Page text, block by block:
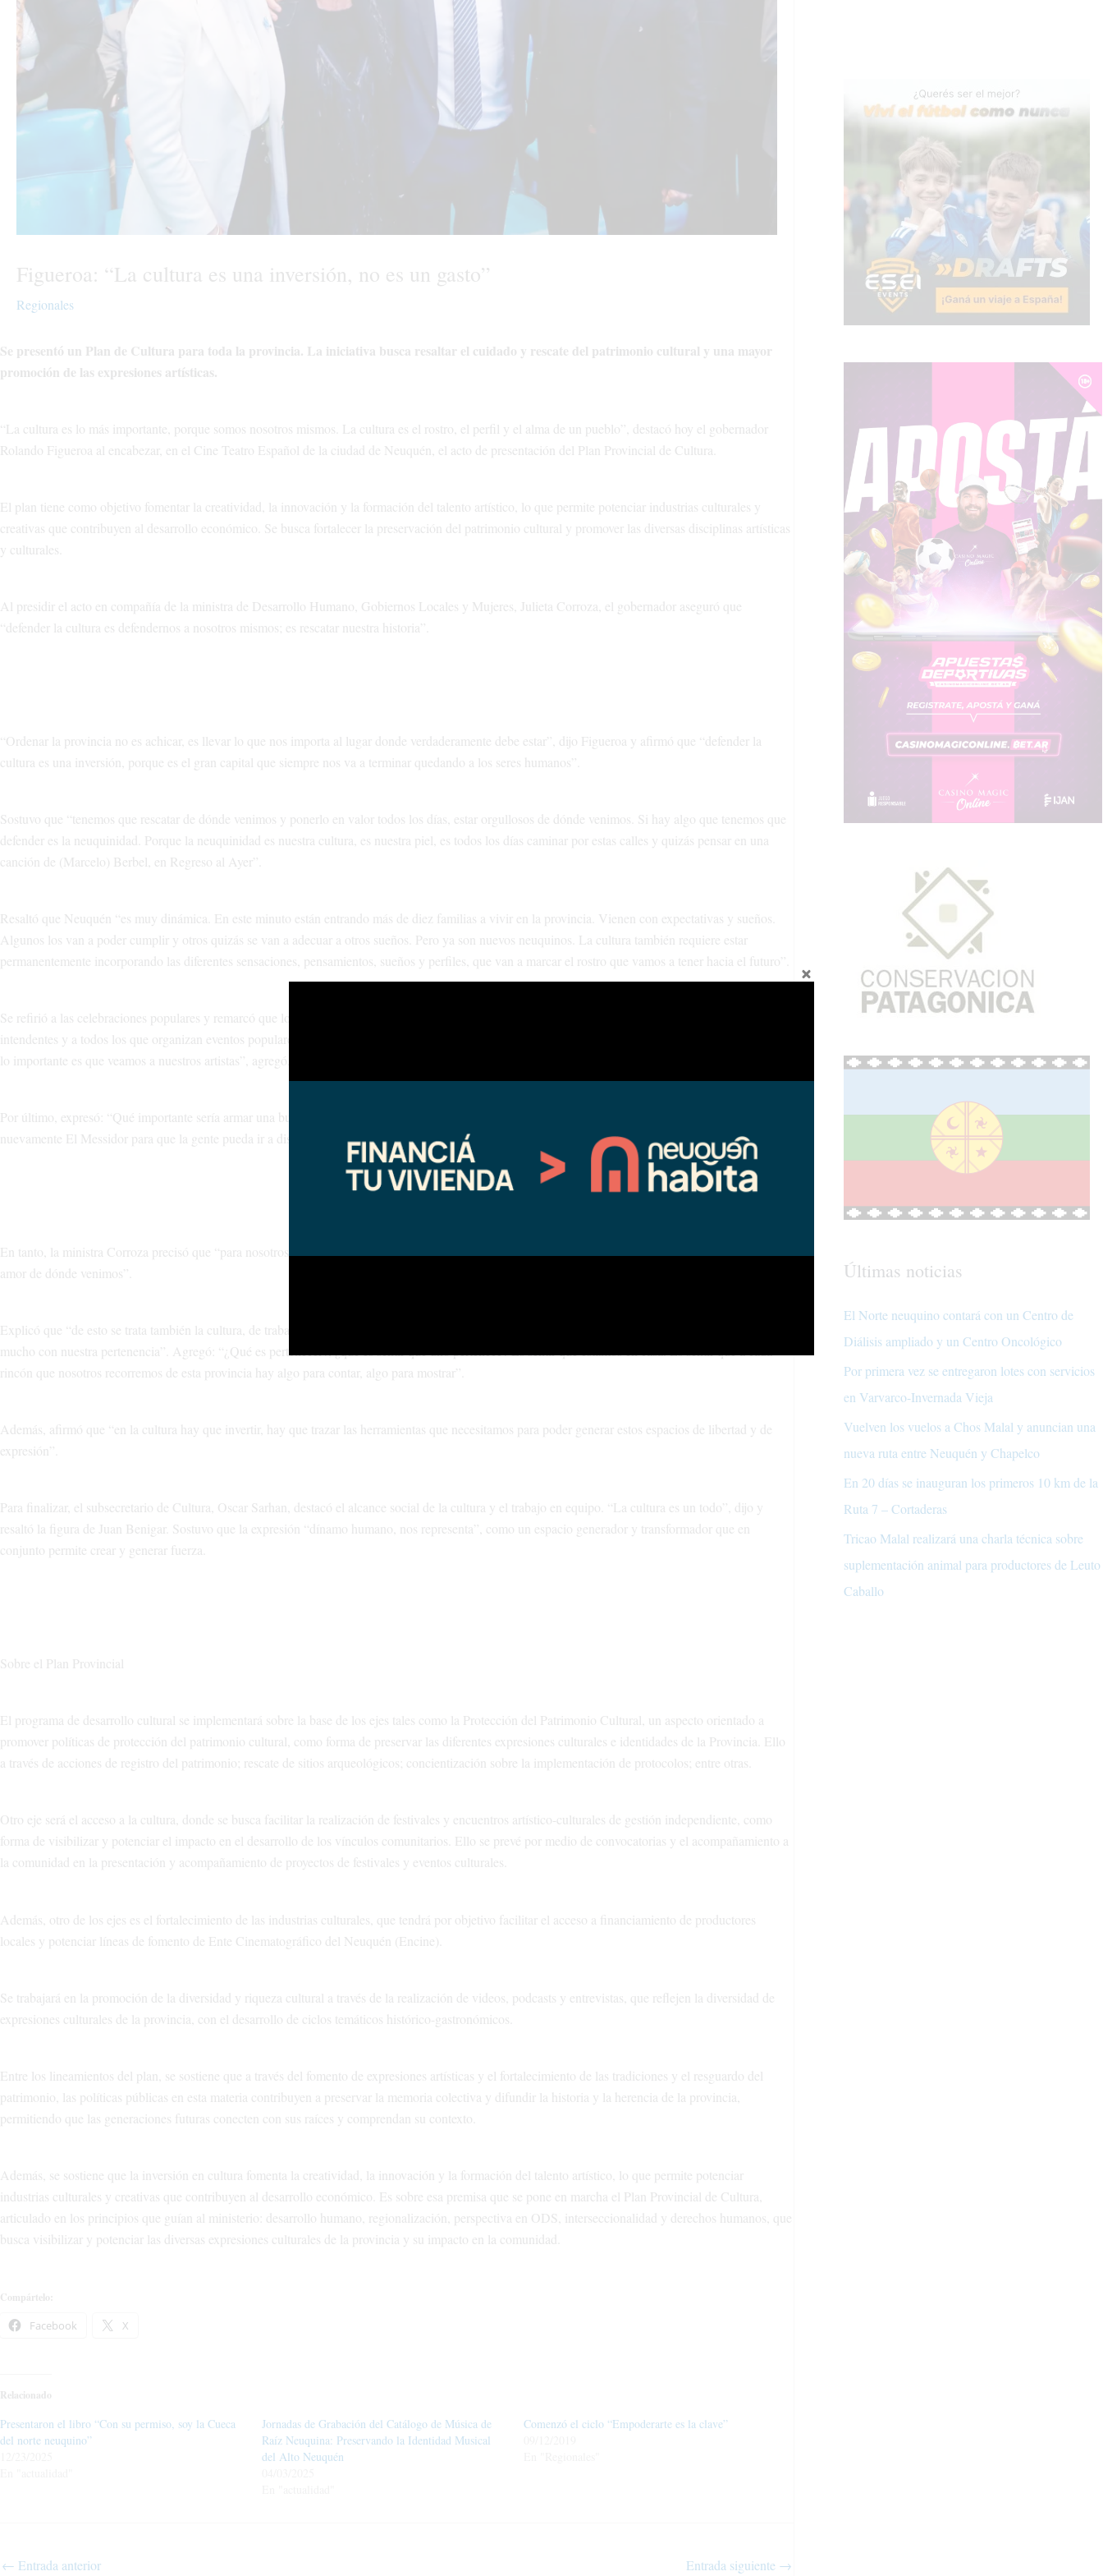
Figueroa: “La cultura es una inversión, no es un gasto”
Regionales
Se presentó un Plan de Cultura para toda la provincia. La iniciativa busca resaltar el cuidado y rescate del patrimonio cultural y una mayor
promoción de las expresiones artísticas.
“La cultura es lo más importante, porque somos nosotros mismos. La cultura es el rostro, el perfil y el alma de un pueblo”, destacó hoy el gobernador
Rolando Figueroa al encabezar, en el Cine Teatro Español de la ciudad de Neuquén, el acto de presentación del Plan Provincial de Cultura.
El plan tiene como objetivo fomentar la creatividad, la innovación y la formación del talento artístico, lo que permite potenciar industrias culturales y
creativas que contribuyen al desarrollo económico. Se busca fortalecer la preservación del patrimonio cultural y promover las diversas disciplinas artísticas
y culturales.
Al presidir el acto en compañía de la ministra de Desarrollo Humano, Gobiernos Locales y Mujeres, Julieta Corroza, el gobernador aseguró que
“defender la cultura es defendernos a nosotros mismos; es rescatar nuestra historia”.
“Ordenar la provincia no es achicar, es llevar lo que nos importa al lugar donde verdaderamente debe estar”, dijo Figueroa y afirmó que “defender la
cultura es una inversión, porque es el gran capital que siempre nos va a terminar quedando a los seres humanos”.
Sostuvo que “tenemos que rescatar de dónde venimos y ponerlo en valor todos los días, estar orgullosos de dónde venimos. Si hay algo que tenemos que
defender es la neuquinidad. Porque la neuquinidad es nuestra cultura, es nuestra piel, es todos los días caminar por estas calles y quizás pensar en una
canción de (Marcelo) Berbel, en Regreso al Ayer”.
Resaltó que Neuquén “es muy dinámica. En este minuto están entrando más de diez familias a vivir en la provincia. Vienen con expectativas y sueños.
Algunos los van a poder cumplir y otros quizás se van a adecuar a otros sueños. Pero ya son nuevos neuquinos. La cultura también requiere estar
permanentemente incorporando las diferentes sensaciones, pensamientos, sueños y perfiles, que van a marcar el rostro que vamos a tener hacia el futuro”.
Se refirió a las celebraciones populares y remarcó que los artistas neuquinos “tienen que estar presentes en cada una de las fiestas”. “Les pido a los
intendentes y a todos los que organizan eventos populares. Está bueno que vengan artistas y que veamos a alguno al que muchos no tienen acceso, pero
lo importante es que veamos a nuestros artistas”, agregó.
Por último, expresó: “Qué importante sería armar una buena escenografía natural, por ejemplo, en Los Bolillos, en la Cascada del Agrio o abrir
nuevamente El Messidor para que la gente pueda ir a disfrutar conciertos de nuestros artistas”.
En tanto, la ministra Corroza precisó que “para nosotros la cultura tiene que ver con el amor hacia Neuquén, con nuestra identidad, con cuidar con mucho
amor de dónde venimos”.
Explicó que “de esto se trata también la cultura, de trabajar todos juntos, en equipo, cuidando nuestra identidad, con orgullo, pero también trabajando
mucho con nuestra pertenencia”. Agregó: “¿Qué es pertenecer?, ¿qué es sentir que uno pertenece? Es sentir que estamos en casa. Es sentir que a cada
rincón que nosotros recorremos de esta provincia hay algo para contar, algo para mostrar”.
Además, afirmó que “en la cultura hay que invertir, hay que trazar las herramientas que necesitamos para poder generar estos espacios de libertad y de
expresión”.
Para finalizar, el subsecretario de Cultura, Oscar Sarhan, destacó el alcance social de la cultura y el trabajo en equipo. “La cultura es un todo”, dijo y
resaltó la figura de Juan Benigar. Sostuvo que la expresión “dínamo humano, nos representa”, como un espacio generador y transformador que en
conjunto permite crear y generar fuerza.
Sobre el Plan Provincial
El programa de desarrollo cultural se implementará sobre la base de los ejes tales como la Protección del Patrimonio Cultural, un aspecto orientado a
promover políticas de protección del patrimonio cultural, como forma de preservar las diferentes expresiones culturales e identidades de la Provincia. Ello
a través de acciones de registro del patrimonio; rescate de sitios arqueológicos; concientización sobre la implementación de protocolos; entre otras.
Otro eje será el acceso a la cultura, donde se busca facilitar la realización de festivales y encuentros artístico-culturales de gestión independiente, como
forma de visibilizar y potenciar el impacto en el desarrollo de los vínculos comunitarios. Ello se prevé por medio de convocatorias y el acompañamiento a
la comunidad en la presentación y acompañamiento de proyectos de festivales y eventos culturales.
Además, otro de los ejes es el fortalecimiento de las industrias culturales, que tendrá por objetivo facilitar el acceso a financiamiento de productores
locales y potenciar líneas de fomento de Ente Cinematográfico del Neuquén (Encine).
Se trabajará en la promoción de la diversidad y riqueza cultural a través de la realización de videos, podcasts y entrevistas, que reflejen la diversidad de
expresiones culturales de la provincia, con el desarrollo de ciclos temáticos histórico-gastronómicos.
Entre los lineamientos del plan, se sostiene que a través del fomento de expresiones artísticas y el fortalecimiento de las tradiciones y el resguardo del
patrimonio, las políticas públicas en esta materia contribuyen a preservar la memoria colectiva y difundir la historia y la herencia de la provincia,
permitiendo que las generaciones futuras conecten con sus raíces y comprendan su contexto.
Además, se sostiene que la inversión en cultura fomenta la creatividad, la innovación y la formación del talento artístico, lo que permite potenciar
industrias culturales y creativas que contribuyen al desarrollo económico. Es sobre esa premisa que se pone en marcha el Plan Provincial de Cultura,
articulado en los principios que guían al ministerio: desarrollo humano, regionalización, perspectiva en ODS, interseccionalidad y derechos humanos, que
busca visibilizar y potenciar las diversas expresiones culturales de la provincia y su impacto en la comunidad.
Compártelo:
Facebook X
Relacionado
Presentaron el libro “Con su permiso, soy la Cueca
del norte neuquino”
Jornadas de Grabación del Catálogo de Música de
Raíz Neuquina: Preservando la Identidad Musical
del Alto Neuquén
Comenzó el ciclo “Empoderarte es la clave”
← Entrada anterior Entrada siguiente →
Últimas noticias
El Norte neuquino contará con un Centro de
Diálisis ampliado y un Centro Oncológico
Por primera vez se entregaron lotes con servicios
en Varvarco-Invernada Vieja
Vuelven los vuelos a Chos Malal y anuncian una
nueva ruta entre Neuquén y Chapelco
En 20 días se inauguran los primeros 10 km de la
Ruta 7 – Cortaderas
Tricao Malal realizará una charla técnica sobre
suplementación animal para productores de Leuto
Caballo